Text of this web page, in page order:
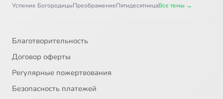
Успение БогородицыПреображениеПятидесятницаВсе темы →
Благотворительность
Договор оферты
Регулярные пожертвования
Безопасность платежей